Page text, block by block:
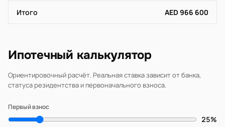
Итого AED 966 600
Ипотечный калькулятор
Ориентировочный расчёт. Реальная ставка зависит от банка,
статуса резидентства и первоначального взноса.
Первый взнос
25%